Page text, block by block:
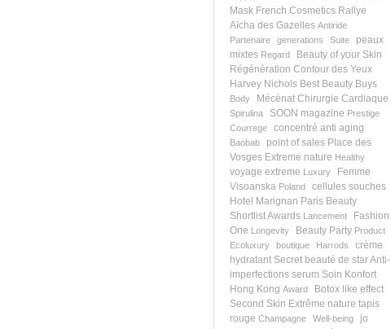
Mask French Cosmetics Rallye
Aïcha des Gazelles Antiride
Partenaire
generations Suite
peaux
mixtes Regard
Beauty of your Skin
Régénèration Contour des Yeux
Harvey Nichols Best Beauty Buys
Body Mécénat Chirurgie Cardiaque
Spirulina SOON magazine Prestige
Courrege
concentré anti aging
Baobab point of sales Place des
Vosges Extreme nature Healthy
voyage extreme Luxury
Femme
Visoanska Poland
cellules souches
Hotel Marignan Paris Beauty
Shortlist Awards Lancement
Fashion
One Longevity Beauty Party Product
Ecoluxury
boutique Harrods
crème
hydratant Secret beauté de starAnti-
imperfections serum Soin Konfort
Hong Kong Award
Botox like effect
Second Skin Extrême nature tapis
rouge Champagne Well-being
jo